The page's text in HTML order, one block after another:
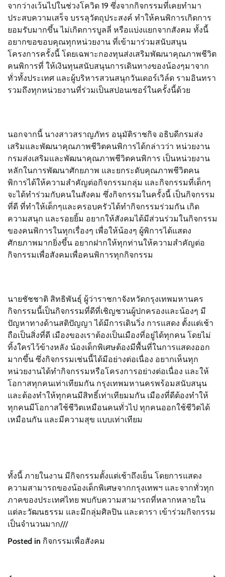
จากว่างเว้นไปในช่วงโควิด 19 ซึ่งจากกิจกรรมที่เคยทำมา
ประสบความเสร็จ บรรลุวัตถุประสงค์ ทำให้คนพิการเกิดการ
ยอมรับมากขึ้น ไม่เกิดการบูลลี่ หรือแบ่งแยกจากสังคม ทั้งนี้
อยากขอขอบคุณทุกหน่วยงาน ที่เข้ามาร่วมสนับสนุน
โครงการครั้งนี้ โดยเฉพาะกองทุนส่งเสริมพัฒนาคุณภาพชีวิต
คนพิการที่ ให้เงินทุนสนับสนุนการเดินทางของน้องๆมาจาก
ทั่วทั้งประเทศ และผู้บริหารสวนสนุกวันเดอร์เวิล์ด รามอินทรา
รวมถึงทุกหน่วยงานที่ร่วมเป็นสปอนเซอร์ในครั้งนี้ด้วย
นอกจากนี้ นางสาวสราญภัทร อนุมัติราชกิจ อธิบดีกรมส่ง
เสริมและพัฒนาคุณภาพชีวิตคนพิการได้กล่าวว่า หน่วยงาน
กรมส่งเสริมและพัฒนาคุณภาพชีวิตคนพิการ เป็นหน่วยงาน
หลักในการพัฒนาศักยภาพ และยกระดับคุณภาพชีวิตคน
พิการได้ให้ความสำคัญต่อกิจกรรมกลุ่ม และกิจกรรมที่เด็กๆ
จะได้ทำร่วมกับคนในสังคม ซึ่งกิจกรรมในครั้งนี้ เป็นกิจกรรม
ที่ดี ที่ทำให้เด็กๆและครอบครัวได้ทำกิจกรรมร่วมกัน เกิด
ความสนุก และรอยยิ้ม อยากให้สังคมได้มีส่วนร่วมในกิจกรรม
ของคนพิการในทุกเรื่องๆ เพื่อให้น้องๆ ผู้พิการได้แสดง
ศักยภาพมากยิ่งขึ้น อยากฝากให้ทุกท่านให้ความสำคัญต่อ
กิจกรรมเพื่อสังคมเพื่อคนพิการทุกกิจกรรม
นายชัชชาติ สิทธิพันธุ์ ผู้ว่าราชกาจังหวัดกรุงเทพมหานคร
กิจกรรมนี้เป็นกิจกรรมที่ดีที่เชิญชวนผู้ปกครองและน้องๆ มี
ปัญหาทางด้านสติปัญญา ได้มีการเดินวิ่ง การแสดง ตั้งแต่เช้า
ถือเป็นสิ่งที่ดี เมืองของเราต้องเป็นเมืองที่อยู่ได้ทุกคน โดยไม่
ทิ้งใครไว้ข้างหลัง น้องเด็กพิเศษต้องมีพื้นที่ในการแสดงออก
มากขึ้น ซึ่งกิจกรรมเช่นนี้ได้มีอย่างต่อเนื่อง อยากเห็นทุก
หน่วยงานได้ทำกิจกรรมหรือโครงการอย่างต่อเนื่อง และให้
โอกาสทุกคนเท่าเทียมกัน กรุงเทพมหานครพร้อมสนับสนุน
และต้องทำให้ทุกคนมีสิทธิ์เท่าเทียมมกัน เมืองที่ดีต้องทำให้
ทุกคนมีโอกาสใช้ชีวิตเหมือนคนทั่วไป ทุกคนออกใช้ชีวิตได้
เหมือนกัน และมีความสุข แบบเท่าเทียม
ทั้งนี้ ภายในงาน มีกิจกรรมตั้งแต่เช้าถึงเย็น โดยการแสดง
ความสามารถของน้องเด็กพิเศษจากกรุงเทพฯ และจากทั่วทุก
ภาคของประเทศไทย พบกับความสามารถที่หลากหลายใน
แต่ละวัฒนธรรม และมีกลุ่มศิลปิน และดารา เข้าร่วมกิจกรรม
เป็นจำนวนมาก///
Posted in กิจกรรมเพื่อสังคม